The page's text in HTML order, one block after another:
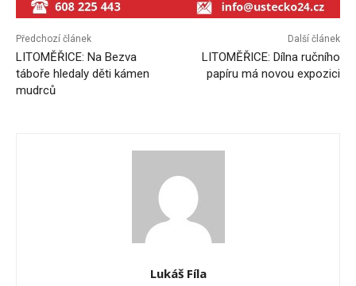
Předchozí článek
LITOMĚŘICE: Na Bezva
táboře hledaly děti kámen
mudrců
Další článek
LITOMĚŘICE: Dílna ručního
papíru má novou expozici
Lukáš Fíla